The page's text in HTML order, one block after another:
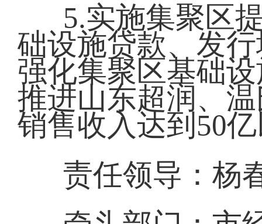
5.实施集聚区
础设施贷款、发
强化集聚区基础
推进山东超润、
销售收入达到50
责任领导：杨